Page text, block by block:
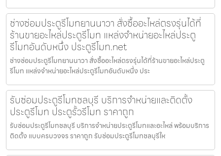
ช่างซ่อมประตูรีโมทยานนาวา สั่งซื้ออะไหล่ตรงรุ่นได้ที่
ร้านขายอะไหล่ประตูรีโมท แหล่งจำหน่ายอะไหล่ประตู
รีโมทอันดับหนึ่ง ประตูรีโมท.net
ช่างซ่อมประตูรีโมทยานนาวา สั่งซื้ออะไหล่ตรงรุ่นได้ที่ร้านขายอะไหล่ประตู
รีโมท แหล่งจำหน่ายอะไหล่ประตูรีโมทอันดับหนึ่ง ประ
รับซ่อมประตูรีโมทชลบุรี บริการจำหน่ายและติดตั้ง
ประตูรีโมท ประตูรั้วรีโมท ราคาถูก
รับซ่อมประตูรีโมทชลบุรี บริการจำหน่ายประตูรีโมทและอะไหล่ พร้อมบริการ
ติดตั้ง แบบครบวงจร ราคาถูก รับซ่อมประตูรีโมทชลบุรีให